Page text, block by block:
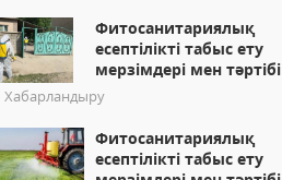
Фитосанитариялық
есептілікті табыс ету
мерзімдері мен тәртібі
Хабарландыру
Фитосанитариялық
есептілікті табыс ету